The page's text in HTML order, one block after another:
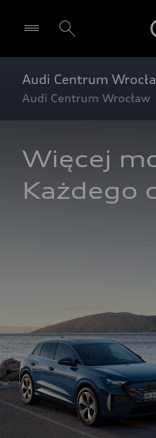
Audi Centrum
Audi Centrum Wrocław
Więcej
Każdego